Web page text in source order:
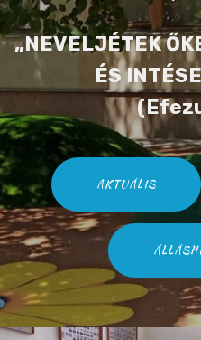
„NEVELJÉTEK
ÉS
AKTUÁLIS